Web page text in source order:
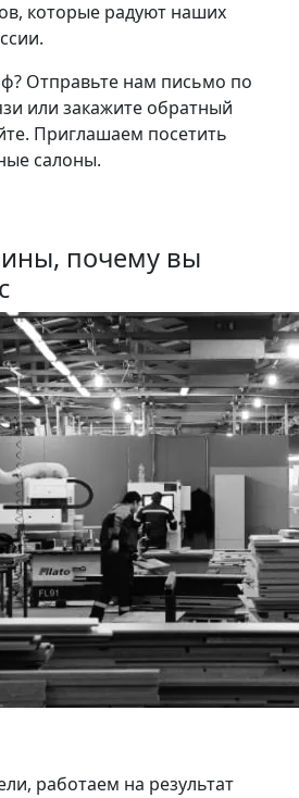
которые радуют наших
Отправьте нам письмо по
или закажите обратный
Приглашаем посетить
салоны.
почему вы
работаем на результат